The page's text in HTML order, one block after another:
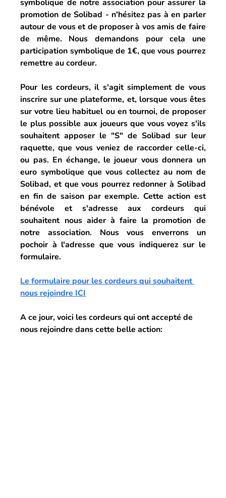
symbolique de notre association pour assurer la
promotion de Solibad - n'hésitez pas à en parler
autour de vous et de proposer à vos amis de faire
de même. Nous demandons pour cela une
participation symbolique de 1€, que vous pourrez
remettre au cordeur.
Pour les cordeurs, il s'agit simplement de vous
inscrire sur une plateforme, et, lorsque vous êtes
sur votre lieu habituel ou en tournoi, de proposer
le plus possible aux joueurs que vous voyez s'ils
souhaitent apposer le "S" de Solibad sur leur
raquette, que vous veniez de raccorder celle-ci,
ou pas. En échange, le joueur vous donnera un
euro symbolique que vous collectez au nom de
Solibad, et que vous pourrez redonner à Solibad
en fin de saison par exemple. Cette action est
bénévole et s'adresse aux cordeurs qui
souhaitent nous aider à faire la promotion de
notre association. Nous vous enverrons un
pochoir à l'adresse que vous indiquerez sur le
formulaire.
Le formulaire pour les cordeurs qui souhaitent
nous rejoindre ICI
A ce jour, voici les cordeurs qui ont accepté de
nous rejoindre dans cette belle action: